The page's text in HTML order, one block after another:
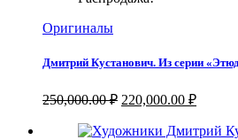
Оригиналы
Дмитрий Кустанович. Из серии
250,000.00 ₽ Первоначальная
составляла
220,000.00 ₽